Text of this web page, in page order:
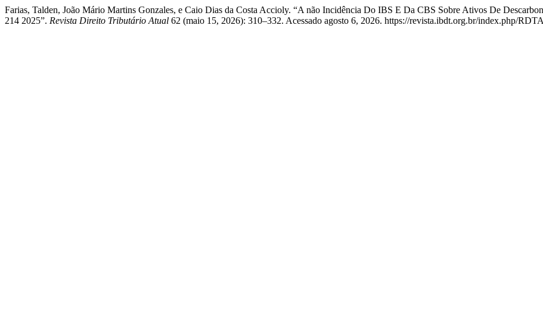
Farias, Talden, João Mário Martins Gonzales, e Caio Dias da Costa Accioly. “A não Incidência Do IBS E Da CBS Sobre Ativos De
214 2025”. Revista Direito Tributário Atual 62 (maio 15, 2026): 310–332. Acessado agosto 6, 2026. https://revista.ibdt.org.br/index.php/